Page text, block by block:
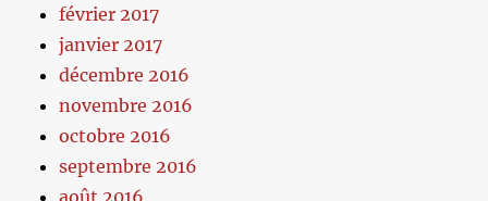
février 2017
janvier 2017
décembre 2016
novembre 2016
octobre 2016
septembre 2016
août 2016